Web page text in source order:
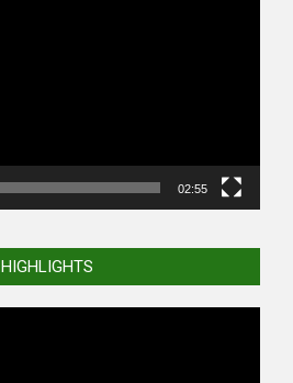
02:55
HIGHLIGHTS